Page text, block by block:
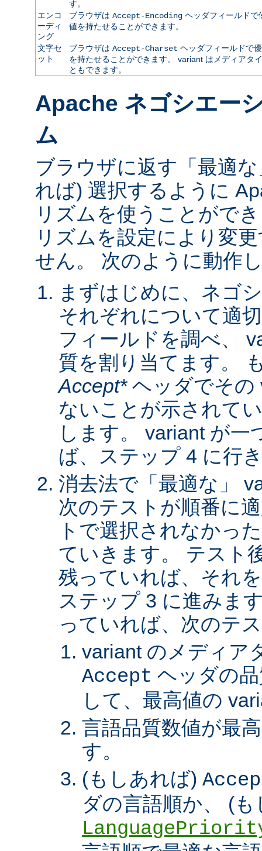
す。
エンコ
ーディ
ング
ブラウザは Accept-Encodingヘッダフィールドで
値を持たせることができます。
文字セ
ット
ブラウザは Accept-Charset ヘッダフィールドで
を持たせることができます。 variant はメディアタ
ともできます。
Apache ネゴシエー
ム
ブラウザに返す「最適
れば) 選択するように
リズムを使うことがで
リズムを設定により変
せん。 次のように動作
まずはじめに、ネゴ
それぞれについて適
フィールドを調べ、
質を割り当てます。
Accept*ヘッダでその
ないことが示されて
します。 variant が
ば、ステップ 4 に行
消去法で「最適な」
次のテストが順番に
トで選択されなかっ
ていきます。 テスト
残っていれば、それ
ステップ 3 に進みま
っていれば、次のテ
variant のメディア
Accept ヘッダの
して、最高値の
言語品質数値が最
す。
(もしあれば)
ダの言語順か、 (